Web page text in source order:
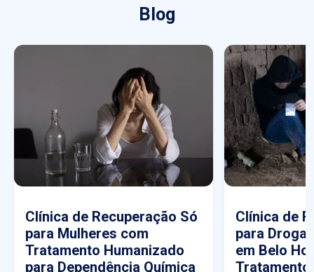
Blog
Clínica de Recuperação Só
para Mulheres com
Tratamento Humanizado
para Dependência Química
Clínica de
para
em Belo
Tratamento